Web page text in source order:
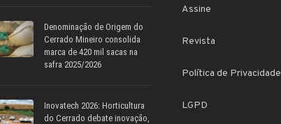
Denominação de Origem do
Cerrado Mineiro consolida
marca de 420 mil sacas na
safra 2025/2026
Inovatech 2026: Horticultura
do Cerrado debate inovação,
Assine
Revista
Política de Privacidade
LGPD